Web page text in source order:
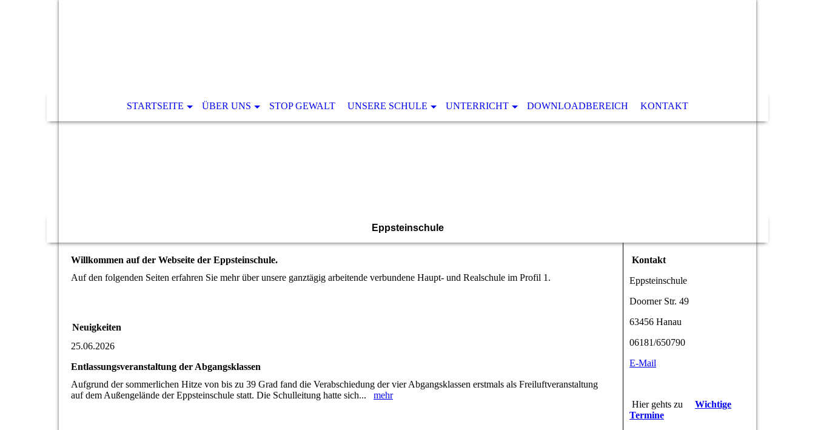
STARTSEITE ÜBER UNS STOP GEWALT UNSERE SCHULE UNTERRICHT DOWNLOADBEREICH KONTAKT
Eppsteinschule
Willkommen auf der Webseite der Eppsteinschule.
Auf den folgenden Seiten erfahren Sie mehr über unsere ganztägig arbeitende verbundene Haupt- und Realschule im Profil 1.
Neuigkeiten
25.06.2026
Entlassungsveranstaltung der Abgangsklassen
Aufgrund der sommerlichen Hitze von bis zu 39 Grad fand die Verabschiedung der vier Abgangsklassen erstmals als Freiluftveranstaltung
auf dem Außengelände der Eppsteinschule statt. Die Schulleitung hatte sich... mehr
Kontakt
Eppsteinschule
Doorner Str. 49
63456 Hanau
06181/650790
E-Mail
Hier gehts zu Wichtige
Termine